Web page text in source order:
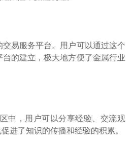
易服务平台。用户可以通过这个
的建立，极大地方便了金属行业
中，用户可以分享经验、交流观
进了知识的传播和经验的积累。